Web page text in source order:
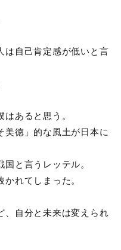
は自己肯定感が低いと言
あると思う。
美徳」的な風土が日本に
と言うレッテル。
れてしまった。
、自分と未来は変えられ